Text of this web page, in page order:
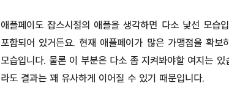
애플페이도 잡스시절의 애플을 생각하면 다소 낯선 모습
포함되어 있거든요. 현재 애플페이가 많은 가맹점을 확
모습입니다. 물론 이 부분은 다소 좀 지켜봐야할 여지는
라도 결과는 꽤 유사하게 이어질 수 있기 때문입니다.